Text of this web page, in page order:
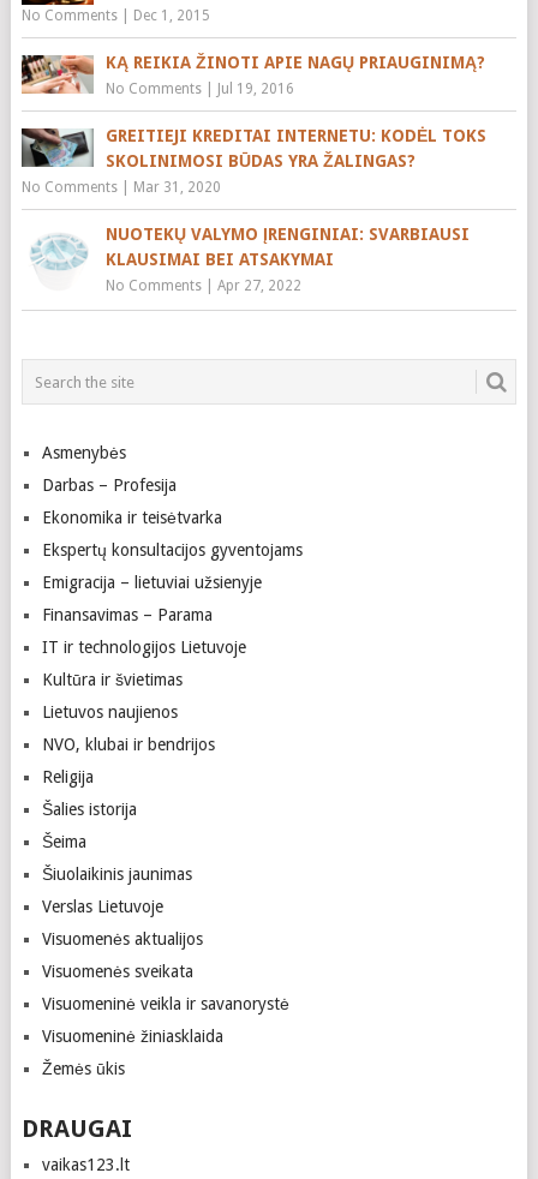
No Comments| Dec 1, 2015
KĄ REIKIA ŽINOTI APIE NAGŲ PRIAUGINIMĄ?
No Comments| Jul 19, 2016
GREITIEJI KREDITAI INTERNETU: KODĖL TOKS
SKOLINIMOSI BŪDAS YRA ŽALINGAS?
No Comments| Mar 31, 2020
NUOTEKŲ VALYMO ĮRENGINIAI: SVARBIAUSI
KLAUSIMAI BEI ATSAKYMAI
No Comments| Apr 27, 2022
Asmenybės
Darbas – Profesija
Ekonomika ir teisėtvarka
Ekspertų konsultacijos gyventojams
Emigracija – lietuviai užsienyje
Finansavimas – Parama
IT ir technologijos Lietuvoje
Kultūra ir švietimas
Lietuvos naujienos
NVO, klubai ir bendrijos
Religija
Šalies istorija
Šeima
Šiuolaikinis jaunimas
Verslas Lietuvoje
Visuomenės aktualijos
Visuomenės sveikata
Visuomeninė veikla ir savanorystė
Visuomeninė žiniasklaida
Žemės ūkis
DRAUGAI
vaikas123.lt